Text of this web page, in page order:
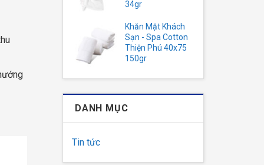
34gr
Khăn Mặt Khách
Sạn - Spa Cotton
Thiện Phú 40x75
150gr
DANH MỤC
Tin tức